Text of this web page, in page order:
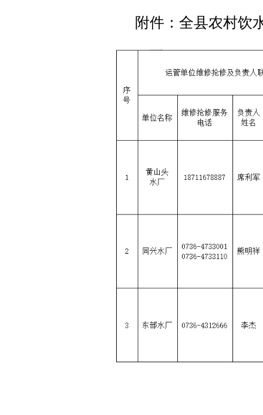
附件：全县农村饮